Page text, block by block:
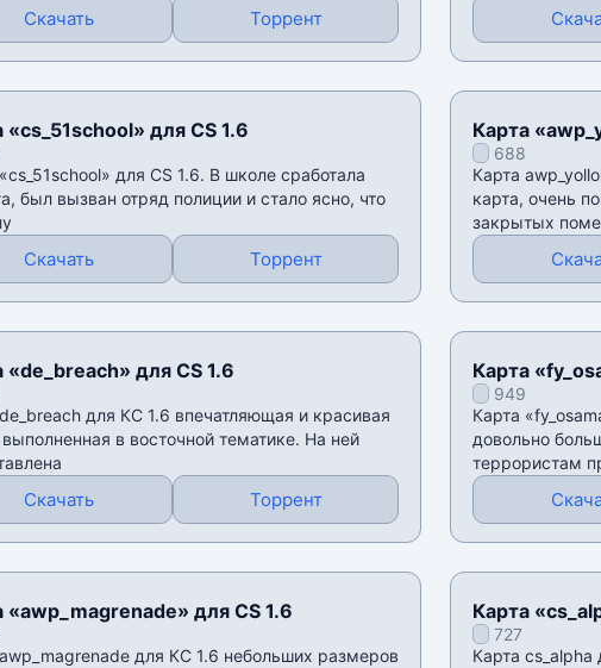
Скачать Торрент
«cs_51school» для CS 1.6
для CS 1.6. В школе сработала
был вызван отряд полиции и стало ясно, что
Скачать Торрент
Карта
688
Карта
карта, очень
закрытых
«de_breach» для CS 1.6
для КС 1.6 впечатляющая и красивая
выполненная в восточной тематике. На ней
Скачать Торрент
Карта
949
Карта
довольно
террористам
«awp_magrenade» для CS 1.6
для КС 1.6 небольших размеров
Карта
727
Карта cs_alpha